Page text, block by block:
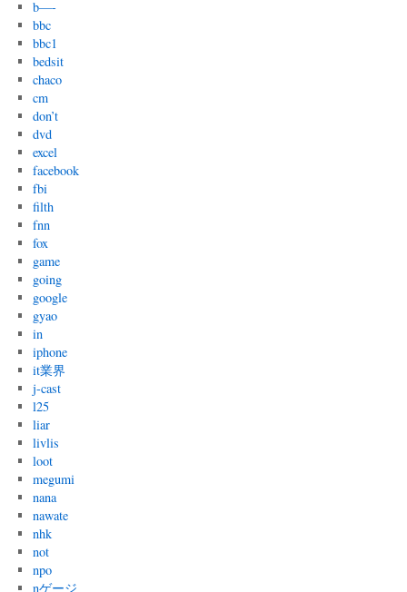
b—-
bbc
bbc1
bedsit
chaco
cm
don’t
dvd
excel
facebook
fbi
filth
fnn
fox
game
going
google
gyao
in
iphone
it業界
j-cast
l25
liar
livlis
loot
megumi
nana
nawate
nhk
not
npo
nゲージ